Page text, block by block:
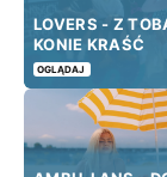
LOVERS - Z
KONIE KRAŚĆ
OGLĄDAJ